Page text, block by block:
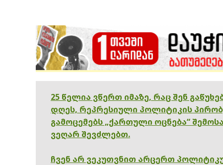
25 წელია ვწერთ იმაზე, რაც შენ
დღეს, რეპრესიული პოლიტიკის
გამოცემებს „ქართული ოცნება“
ვეღარ შევძლებთ.
ჩვენ არ ვეკუთვნით არცერთ